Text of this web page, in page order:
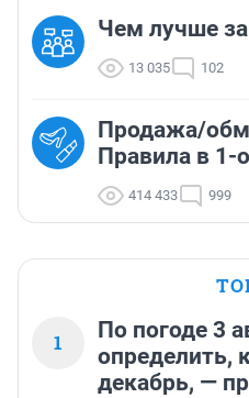
Чем лучше
13 035 102
Продажа/
Правила в 1-
414 433 999
1
По погоде 3
определить,
декабрь, —